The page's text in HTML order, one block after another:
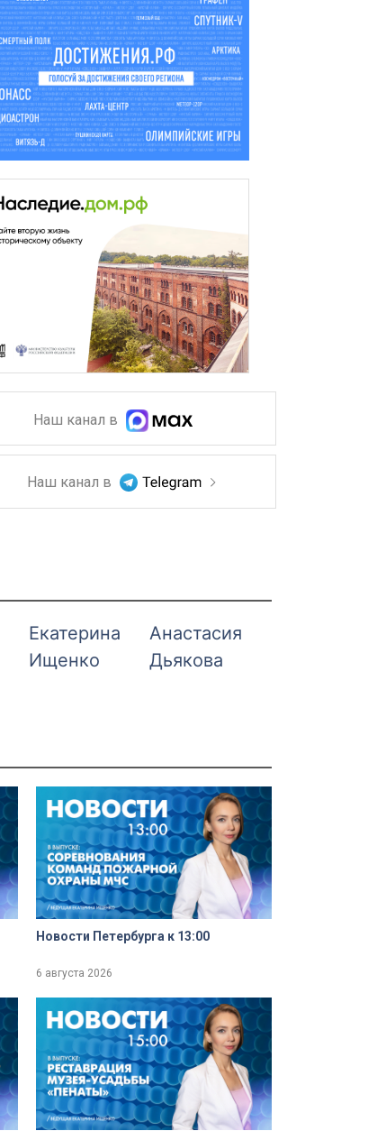
Наш канал в
Наш канал в
Екатерина
Ищенко
Анастасия
Дьякова
Новости Петербурга к 13:00
6 августа 2026